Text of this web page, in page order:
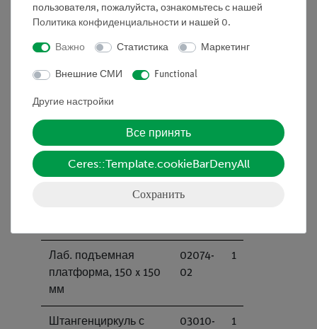
высокостабильный
Высоковольтный
кабель
09101-
Опорная плита для
00
1
Лаб. подъемная
платформа, 150 x 150
мм
02074-
02
1
Штангенциркуль с
03010-
1
пользователя, пожалуйста, ознакомьтесь с нашей
Политика конфиденциальности и нашей 0.
Важно Статистика Маркетинг
Внешние СМИ Functional
Другие настройки
Все принять
Ceres::Template.cookieBarDenyAll
Сохранить